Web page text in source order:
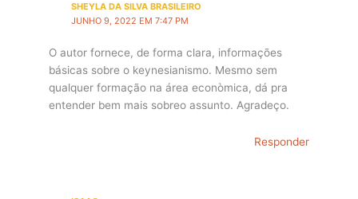
SHEYLA DA SILVA BRASILEIRO
JUNHO 9, 2022 EM 7:47 PM
O autor fornece, de forma clara, informações
básicas sobre o keynesianismo. Mesmo sem
qualquer formação na área econòmica, dá pra
entender bem mais sobreo assunto. Agradeço.
Responder